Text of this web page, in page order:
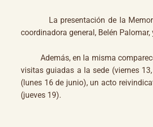
La presentación de la Memoria
coordinadora general, Belén
Además, en la misma
visitas guiadas a la sede (viernes
(lunes 16 de junio), un acto
(jueves 19).